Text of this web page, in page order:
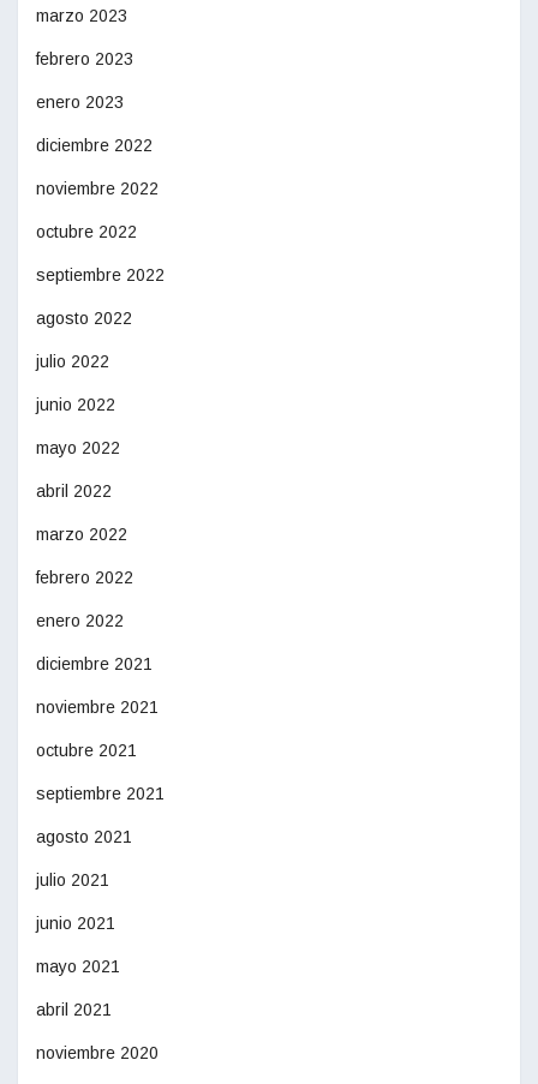
marzo 2023
febrero 2023
enero 2023
diciembre 2022
noviembre 2022
octubre 2022
septiembre 2022
agosto 2022
julio 2022
junio 2022
mayo 2022
abril 2022
marzo 2022
febrero 2022
enero 2022
diciembre 2021
noviembre 2021
octubre 2021
septiembre 2021
agosto 2021
julio 2021
junio 2021
mayo 2021
abril 2021
noviembre 2020